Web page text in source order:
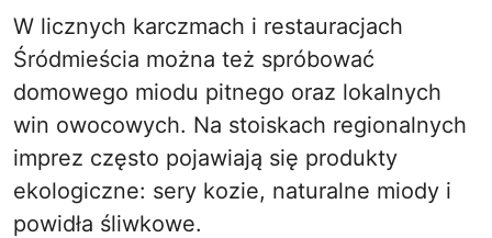
W licznych karczmach i restauracjach
Śródmieścia można też spróbować
domowego miodu pitnego oraz lokalnych
win owocowych. Na stoiskach regionalnych
imprez często pojawiają się produkty
ekologiczne: sery kozie, naturalne miody i
powidła śliwkowe.